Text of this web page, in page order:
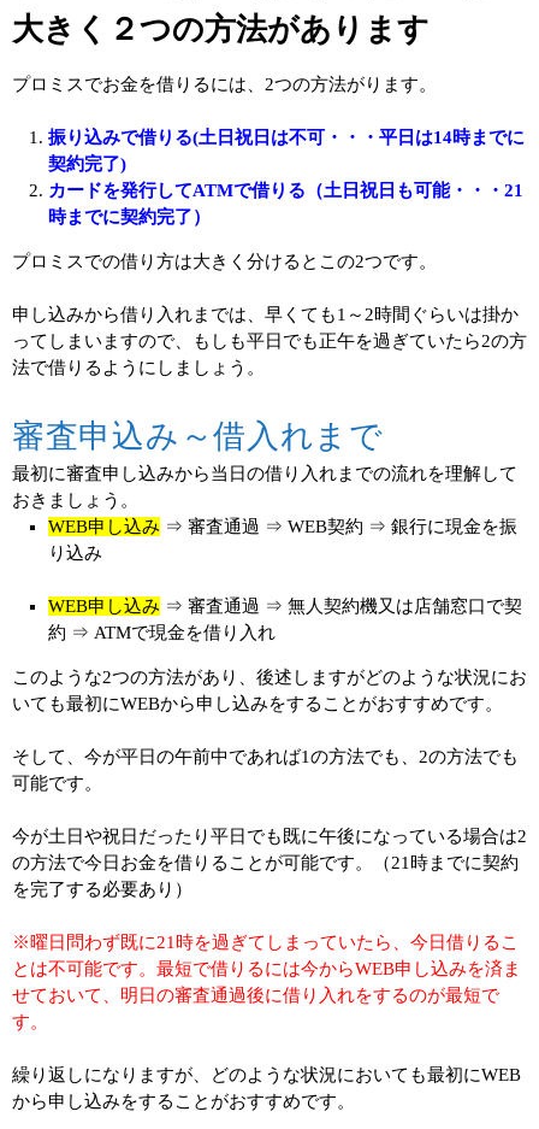
大きく２つの方法があります
プロミスでお金を借りるには、2つの方法がります。
振り込みで借りる(土日祝日は不可・・・平日は14時までに
契約完了)
カードを発行してATMで借りる（土日祝日も可能・・・21
時までに契約完了）
プロミスでの借り方は大きく分けるとこの2つです。
申し込みから借り入れまでは、早くても1～2時間ぐらいは掛か
ってしまいますので、もしも平日でも正午を過ぎていたら2の方
法で借りるようにしましょう。
審査申込み～借入れまで
最初に審査申し込みから当日の借り入れまでの流れを理解して
おきましょう。
WEB申し込み ⇒ 審査通過 ⇒ WEB契約 ⇒ 銀行に現金を振
り込み
WEB申し込み ⇒ 審査通過 ⇒ 無人契約機又は店舗窓口で契
約 ⇒ ATMで現金を借り入れ
このような2つの方法があり、後述しますがどのような状況にお
いても最初にWEBから申し込みをすることがおすすめです。
そして、今が平日の午前中であれば1の方法でも、2の方法でも
可能です。
今が土日や祝日だったり平日でも既に午後になっている場合は2
の方法で今日お金を借りることが可能です。（21時までに契約
を完了する必要あり）
※曜日問わず既に21時を過ぎてしまっていたら、今日借りるこ
とは不可能です。最短で借りるには今からWEB申し込みを済ま
せておいて、明日の審査通過後に借り入れをするのが最短で
す。
繰り返しになりますが、どのような状況においても最初にWEB
から申し込みをすることがおすすめです。